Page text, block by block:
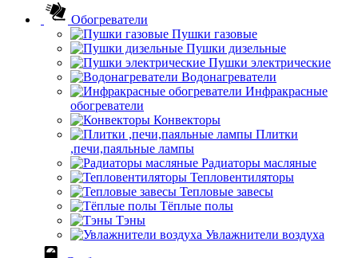
Обогреватели
Пушки газовые
Пушки дизельные
Пушки электрические
Водонагреватели
Инфракрасные
обогреватели
Конвекторы
Плитки
,печи,паяльные лампы
Радиаторы масляные
Тепловентиляторы
Тепловые завесы
Тёплые полы
Тэны
Увлажнители воздуха